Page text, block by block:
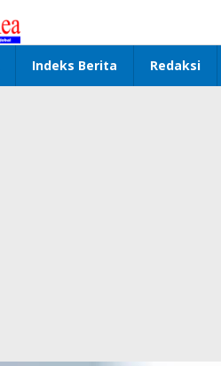
Indeks Berita Redaksi